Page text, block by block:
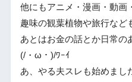
他にもアニメ・漫画・動画
趣味の観葉植物や旅行など
あとはお金の話とか日常の
(/・ω・)/ﾜｰｲ
あ、やる夫スレも始めまし